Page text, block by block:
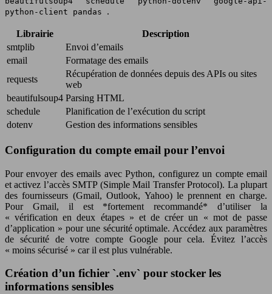
python-client pandas .
Librairie
Description
smtplib
Envoi d’emails
email
Formatage des emails
requests
Récupération de données depuis des APIs ou sites
web
beautifulsoup4 Parsing HTML
schedule
Planification de l’exécution du script
dotenv
Gestion des informations sensibles
Configuration du compte email pour l’envoi
Pour envoyer des emails avec Python, configurez un compte email
et activez l’accès SMTP (Simple Mail Transfer Protocol). La plupart
des fournisseurs (Gmail, Outlook, Yahoo) le prennent en charge.
Pour Gmail, il est *fortement recommandé* d’utiliser la
« vérification en deux étapes » et de créer un « mot de passe
d’application » pour une sécurité optimale. Accédez aux paramètres
de sécurité de votre compte Google pour cela. Évitez l’accès
« moins sécurisé » car il est plus vulnérable.
Création d’un fichier `.env` pour stocker les
informations sensibles